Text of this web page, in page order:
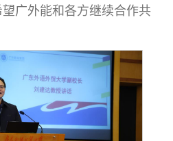
广外能和各方继续合作共